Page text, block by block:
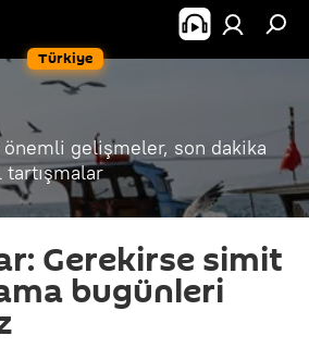
Türkiye
gelişmeler, son dakika
Gerekirse simit
bugünleri